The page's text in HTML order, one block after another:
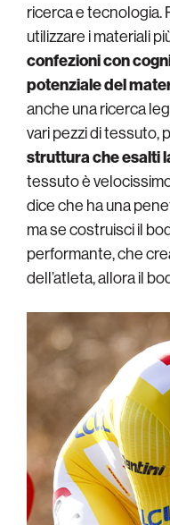
ricerca e tecnologia.
utilizzare i materiali
confezioni con
potenziale del
anche una ricerca
vari pezzi di tessuto,
struttura che esalti
tessuto è
dice che ha una
ma se costruisci il
performante, che
dell’atleta, allora il